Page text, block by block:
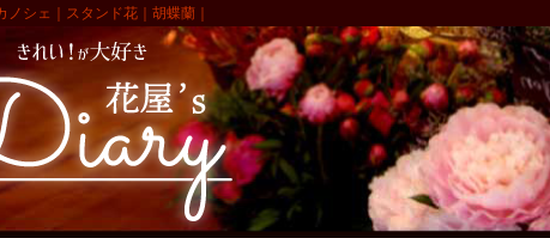
シェ｜スタンド花｜胡蝶蘭｜